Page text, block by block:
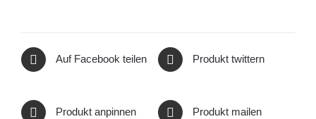
Auf Facebook teilen Produkt twittern
Produkt anpinnen Produkt mailen